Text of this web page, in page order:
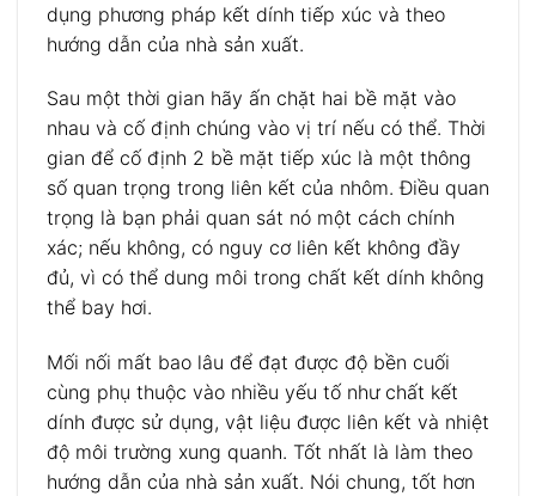
dụng phương pháp kết dính tiếp xúc và theo
hướng dẫn của nhà sản xuất.
Sau một thời gian hãy ấn chặt hai bề mặt vào
nhau và cố định chúng vào vị trí nếu có thể. Thời
gian để cố định 2 bề mặt tiếp xúc là một thông
số quan trọng trong liên kết của nhôm. Điều quan
trọng là bạn phải quan sát nó một cách chính
xác; nếu không, có nguy cơ liên kết không đầy
đủ, vì có thể dung môi trong chất kết dính không
thể bay hơi.
Mối nối mất bao lâu để đạt được độ bền cuối
cùng phụ thuộc vào nhiều yếu tố như chất kết
dính được sử dụng, vật liệu được liên kết và nhiệt
độ môi trường xung quanh. Tốt nhất là làm theo
hướng dẫn của nhà sản xuất. Nói chung, tốt hơn